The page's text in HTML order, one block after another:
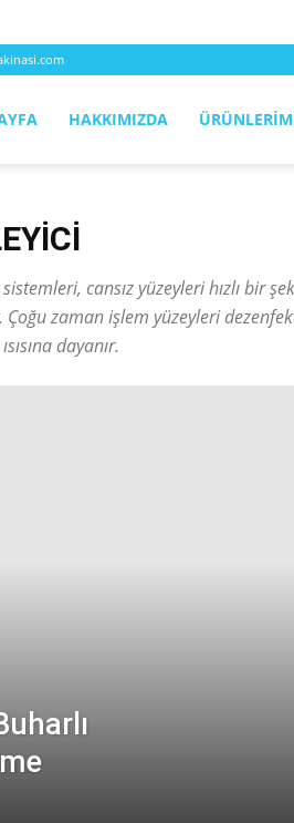
HAKKIMIZDA
cansız yüzeyleri hızlı
Çoğu zaman işlem yüzeyleri
dayanır.